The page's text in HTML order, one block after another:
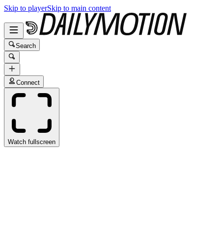
Skip to playerSkip to main content
Search
Connect
Watch fullscreen